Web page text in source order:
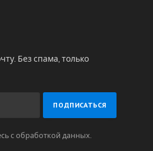
Без спама, только
с обработкой данных.